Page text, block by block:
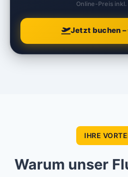
Online-Preis inkl.
Jetzt buchen
IHRE
Warum unser